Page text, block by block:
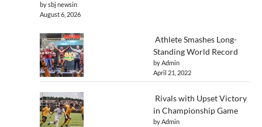
by sbj newsin
August 6, 2026
Athlete Smashes Long-
Standing World Record
by Admin
April 21, 2022
Rivals with Upset Victory
in Championship Game
by Admin